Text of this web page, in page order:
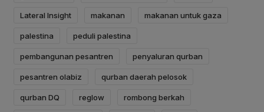
Lateral Insight makanan makanan untuk gaza
palestina peduli palestina
pembangunan pesantren penyaluran qurban
pesantren olabiz qurban daerah pelosok
qurban DQ reglow rombong berkah